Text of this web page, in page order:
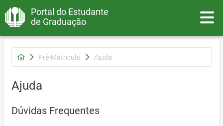
Portal do Estudante
de Graduação
Pré-Matrícula Ajuda
Ajuda
Dúvidas Frequentes